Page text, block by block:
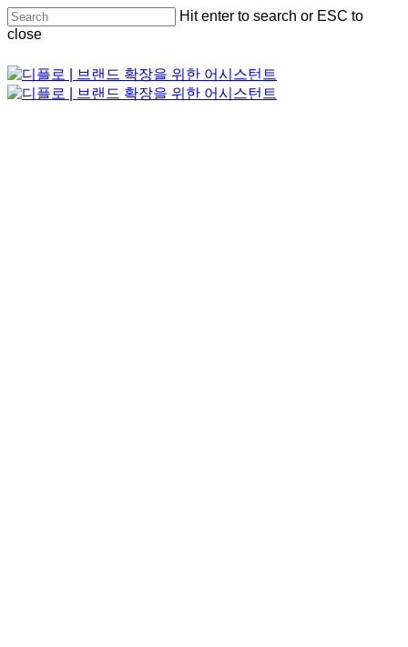
Skip
to
content
Hit enter to search or ESC to
close
Close
Search